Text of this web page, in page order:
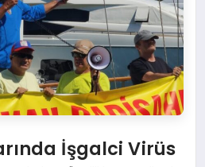
İşgalci Virüs